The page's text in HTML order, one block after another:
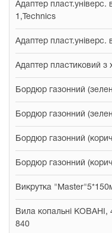
Адаптер пласт.універс.
1,Technics
Адаптер пласт.універс.
Адаптер пластиковий з
Бордюр газонний
Бордюр газонний
Бордюр газонний
Бордюр газонний
Викрутка
Вила копальні КОВАНІ,
840